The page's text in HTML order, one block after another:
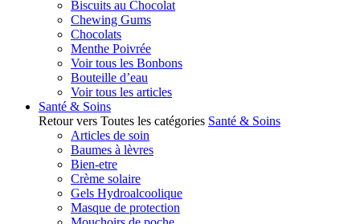
Biscuits au Chocolat
Chewing Gums
Chocolats
Menthe Poivrée
Voir tous les Bonbons
Bouteille d’eau
Voir tous les articles
Santé & Soins
Retour vers Toutes les catégories Santé & Soins
Articles de soin
Baumes à lèvres
Bien-etre
Crème solaire
Gels Hydroalcoolique
Masque de protection